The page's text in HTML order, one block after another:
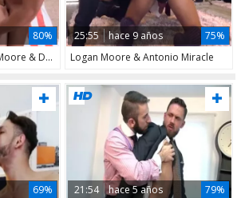
80%
Alam Wernik & Logan Moore & Danny Gunn
25:55 hace 9 años
75%
Logan Moore & Antonio Miracle
69%
21:54 hace 5 años
79%